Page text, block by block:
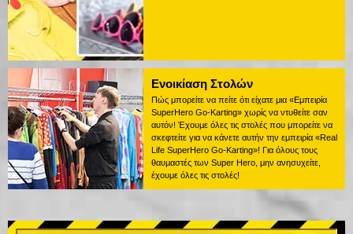
Ενοικίαση Στολών
Πώς μπορείτε να πείτε ότι είχατε μια «Εμπειρία
SuperHero Go-Karting» χωρίς να ντυθείτε σαν
αυτόν! Έχουμε όλες τις στολές που μπορείτε να
σκεφτείτε για να κάνετε αυτήν την εμπειρία «Real
Life SuperHero Go-Karting»! Για όλους τους
θαυμαστές των Super Hero, μην ανησυχείτε,
έχουμε όλες τις στολές!